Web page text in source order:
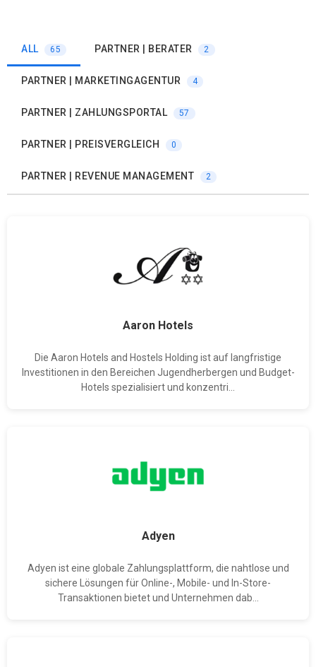
ALL 65 PARTNER | BERATER 2
PARTNER | MARKETINGAGENTUR 4
PARTNER | ZAHLUNGSPORTAL 57
PARTNER | PREISVERGLEICH 0
PARTNER | REVENUE MANAGEMENT 2
Aaron Hotels
Die Aaron Hotels and Hostels Holding ist auf langfristige
Investitionen in den Bereichen Jugendherbergen und Budget-
Hotels spezialisiert und konzentri...
Adyen
Adyen ist eine globale Zahlungsplattform, die nahtlose und
sichere Lösungen für Online-, Mobile- und In-Store-
Transaktionen bietet und Unternehmen dab...